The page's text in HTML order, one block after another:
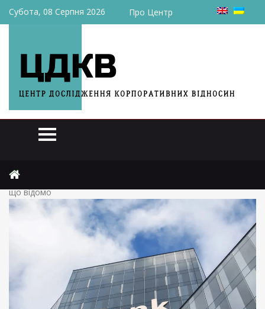
Субота, 08 Серпня 2026 Про Центр
В Україні може з’явитись новий іноземний цифровий банк –
що відомо